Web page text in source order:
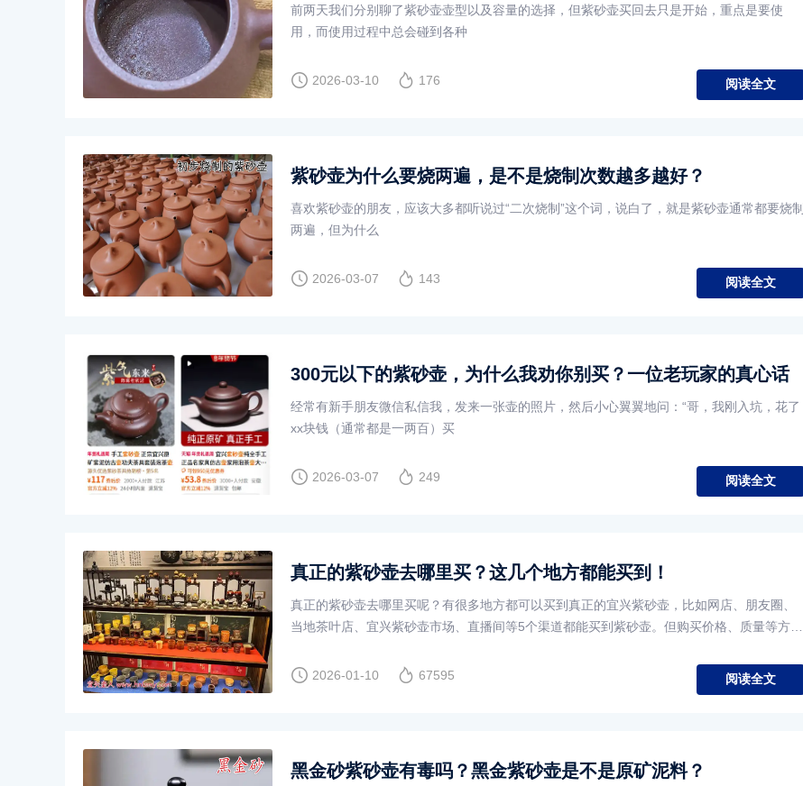
前两天我们分别聊了紫砂壶壶型以及容量的选择，但紫砂壶买回去只是开始，重点是要使
用，而使用过程中总会碰到各种
2026-03-10 176 阅读全文
紫砂壶为什么要烧两遍，是不是烧制次数越多越好？
喜欢紫砂壶的朋友，应该大多都听说过“二次烧制”这个词，说白了，就是紫砂壶通常都要烧制
两遍，但为什么
2026-03-07 143 阅读全文
300元以下的紫砂壶，为什么我劝你别买？一位老玩家的真心话
经常有新手朋友微信私信我，发来一张壶的照片，然后小心翼翼地问：“哥，我刚入坑，花了
xx块钱（通常都是一两百）买
2026-03-07 249 阅读全文
真正的紫砂壶去哪里买？这几个地方都能买到！
真正的紫砂壶去哪里买呢？有很多地方都可以买到真正的宜兴紫砂壶，比如网店、朋友圈、
当地茶叶店、宜兴紫砂壶市场、直播间等5个渠道都能买到紫砂壶。但购买价格、质量等方面
2026-01-10
67595 阅读全文
黑金砂紫砂壶有毒吗？黑金紫砂壶是不是原矿泥料？